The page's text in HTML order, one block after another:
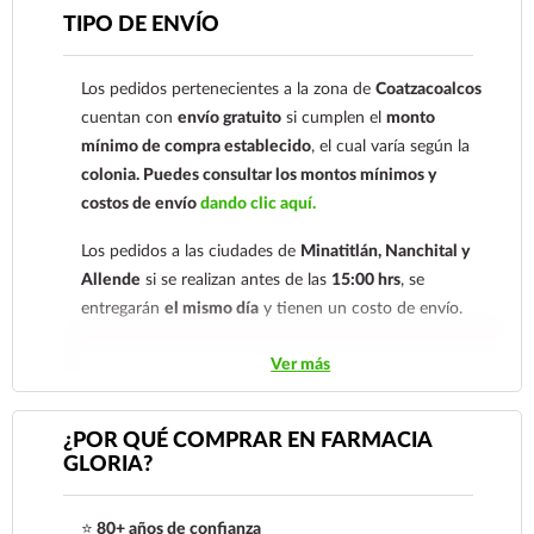
Para esta forma de pago el cliente deberá enviar su
comprobante de pago a al siguiente correo
nuestro
921 261 8491
TIPO DE ENVÍO
Los pedidos pertenecientes a la zona deCoatzacoalcos
cuentan conenvío gratuito si cumplen elmonto
mínimo de compra establecido, el cual varía según la
colonia. Puedes consultar los montos mínimos y
costos de envíodando clic aquí.
Los pedidos a las ciudades de Minatitlán, Nanchital y
Allende si se realizan antes de las 15:00 hrs, se
entregaránel mismo día y tienen un costo de envío.
Los pedidos de otras localidades se envían mediante
.Sólo hacemos envíos en el territorio
nacional.
Ver más
¿POR QUÉ COMPRAR EN FARMACIA
GLORIA?
⭐ 80+ años de confianza